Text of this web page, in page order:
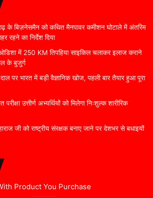
के बिज़नेसमैन को कथित मैनपावर कमीशन घोटाले में अंतरिम
रहने का निर्देश दिया
में 250 KM तिपहिया साइकिल चलाकर इलाज कराने
के बुजुर्ग
पर भारत में बड़ी वैज्ञानिक खोज, पहली बार तैयार हुआ पूरा
परीक्षा उत्तीर्ण अभ्यर्थियों को मिलेगा निःशुल्क शारीरिक
जी को राष्ट्रीय संरक्षक बनाए जाने पर देशभर से बधाइयों
Product You Purchase